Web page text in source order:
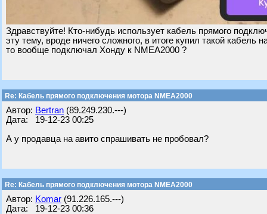
Здравствуйте! Кто-нибудь использует кабель прямого
эту тему, вроде ничего сложного, в итоге купил такой
то вообще подключал Хонду к NMEA2000 ?
Re: Кабель прямого подключения мотора NMEA2000
Автор: Bertran (89.249.230.---)
Дата: 19-12-23 00:25
А у продавца на авито спрашивать не пробовал?
Re: Кабель прямого подключения мотора NMEA2000
Автор: Komar (91.226.165.---)
Дата: 19-12-23 00:36